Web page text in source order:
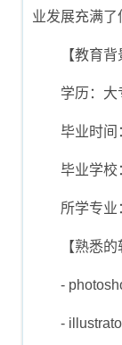
业发展充满了
【教育背
学历：大
毕业时间
毕业学校
所学专业
【熟悉的
-
-